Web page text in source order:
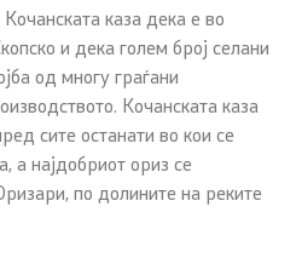
каза дека е во
и дека голем број селани
од многу граѓани
Кочанската каза
сите останати во кои се
а најдобриот ориз се
по долините на реките